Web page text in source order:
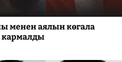
менен аялын көгала
кармалды